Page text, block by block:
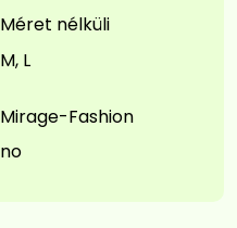
Méret nélküli
M, L
Mirage-Fashion
no